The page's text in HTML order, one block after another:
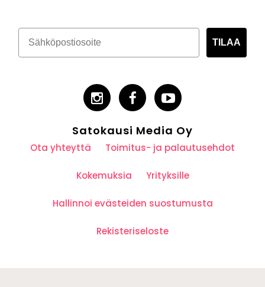
TILAA
Satokausi Media Oy
Ota yhteyttä Toimitus- ja palautusehdot
Kokemuksia Yrityksille
Hallinnoi evästeiden suostumusta
Rekisteriseloste